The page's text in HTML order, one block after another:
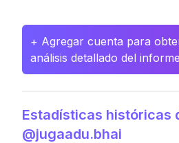
+ Agregar cuenta para
análisis detallado del
Estadísticas históricas
@jugaadu.bhai